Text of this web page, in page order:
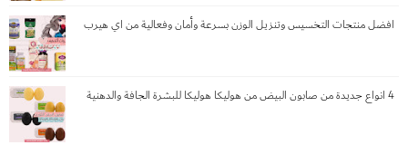
افضل منتجات التخسيس وتنزيل الوزن بسرعة وأمان وفعالية من اي هيرب
4 انواع جديدة من صابون البيض من هوليكا هوليكا للبشرة الجافة والدهنية